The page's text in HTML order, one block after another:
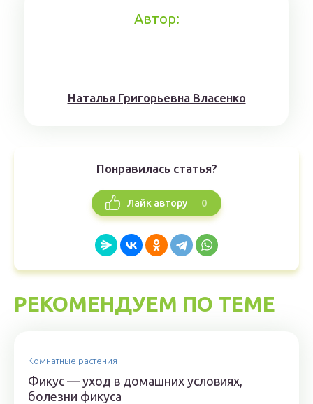
Автор:
Наталья Григорьевна Власенко
Понравилась статья?
Лайк автору 0
РЕКОМЕНДУЕМ ПО ТЕМЕ
Комнатные растения
Фикус — уход в домашних условиях,
болезни фикуса